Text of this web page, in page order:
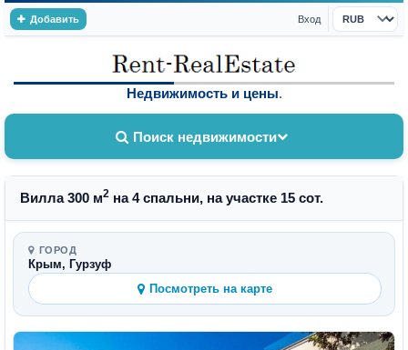
Добавить Вход
Валюта
Недвижимость и цены.
Поиск недвижимости
Вилла 300 м2 на 4 спальни, на участке 15 сот.
ГОРОД
Крым, Гурзуф
Посмотреть на карте